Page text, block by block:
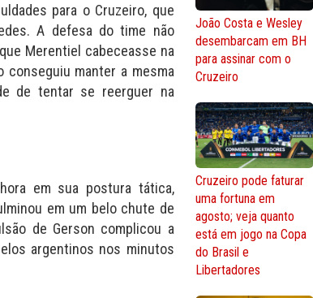
para o Cruzeiro, que
A defesa do time não
Merentiel cabeceasse na
conseguiu manter a mesma
de tentar se reerguer na
em sua postura tática,
em um belo chute de
de Gerson complicou a
argentinos nos minutos
João Costa e Wesley
desembarcam em BH
para assinar com o
Cruzeiro
Cruzeiro pode faturar
uma fortuna em
agosto; veja quanto
está em jogo na Copa
do Brasil e
Libertadores